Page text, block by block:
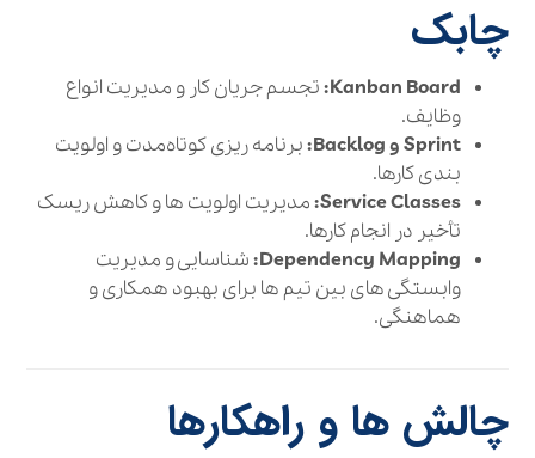
چابک
Kanban Board: تجسم جریان کار و مدیریت انواع
وظایف.
Sprint و Backlog:
برنامه‌ ریزی کوتاه‌مدت و اولویت‌
بندی کارها.
Service Classes: مدیریت اولویت‌ ها و کاهش ریسک
تأخیر در انجام کارها.
Dependency Mapping: شناسایی و مدیریت
وابستگی‌ های بین تیم‌ ها برای بهبود همکاری و
هماهنگی.
چالش‌ ها و راهکارها